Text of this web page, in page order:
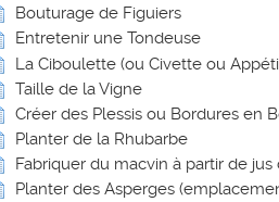
Bouturage de Figuiers
Entretenir une Tondeuse
La Ciboulette (ou Civette ou
Taille de la Vigne
Créer des Plessis ou Bordures en
Planter de la Rhubarbe
Fabriquer du macvin à partir de jus
Planter des Asperges